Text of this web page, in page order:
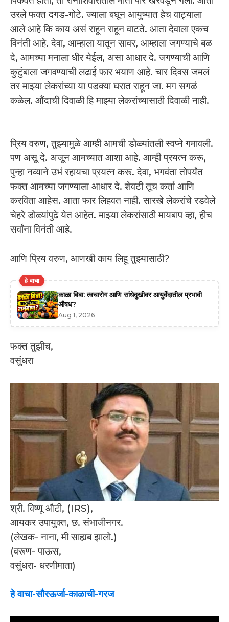
उरले फक्त दगड-गोटे. ज्याला बघून आयुष्यात हेच वाट्याला
आले आहे कि काय असं राहून राहून वाटते. आता देवाला एकच
विनंती आहे. देवा, आम्हाला यातून सावर, आम्हाला जगण्याचे बळ
दे, आमच्या मनाला धीर येईल, असा आधार दे. जगण्याची आणि
कुटुंबाला जगवण्याची लढाई फार भयाण आहे. चार दिवस जमलं
तर माझ्या लेकरांच्या या पडक्या घरात राहून जा. मग सगळं
कळेल. औंदाची दिवाळी हि माझ्या लेकरांच्यासाठी दिवाळी नाही.
प्रिय वरुण, तुझ्यामुळे आम्ही आमची डोळ्यांतली स्वप्ने गमावली.
पण असू दे. अजून आमच्यात आशा आहे. आम्ही प्रयत्न करू,
पुन्हा नव्याने उभं रहायचा प्रयत्न करू. देवा, भगवंता तोपर्यंत
फक्त आमच्या जगण्याला आधार दे. शेवटी तूच कर्ता आणि
करविता आहेस. आता फार लिहवत नाही. सारखे लेकरांचे रडवेले
चेहरे डोळ्यांपुढे येत आहेत. माझ्या लेकरांसाठी मायबाप व्हा, हीच
सर्वांना विनंती आहे.
आणि प्रिय वरुण, आणखी काय लिहू तुझ्यासाठी?
हे वाचा
काळा बिबा: त्वचारोग आणि सांधेदुखीवर आयुर्वेदातील प्रभावी
औषध?
Aug 1, 2026
फक्त तुझीच,
वसुंधरा
श्री. विष्णू औटी, (IRS),
आयकर उपायुक्त, छ. संभाजीनगर.
(लेखक- नाना, मी साह्यब झालो.)
(वरूण- पाऊस,
वसुंधरा- धरणीमाता)
हे वाचा-सौरऊर्जा-काळाची-गरज